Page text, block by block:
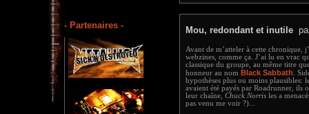
- Partenaires - Mou, redondant et inutile
Avant de m’atteler à cette chronique,
webzines, comme ça. J’ai lu en vrac
classique du groupe, au même titre
honneur au nom Black Sabbath .
hypothèses plus ou moins plausibles:
avaient été payés par Roadrunner, ils
leur chaîne, Chuck Norris les a
pas venu me voir ?)...